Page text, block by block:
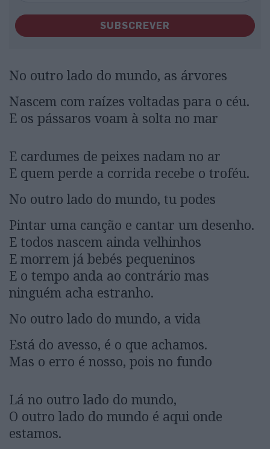
SUBSCREVER
No outro lado do mundo, as árvores
Nascem com raízes voltadas para o céu.
E os pássaros voam à solta no mar
E cardumes de peixes nadam no ar
E quem perde a corrida recebe o troféu.
No outro lado do mundo, tu podes
Pintar uma canção e cantar um desenho.
E todos nascem ainda velhinhos
E morrem já bebés pequeninos
E o tempo anda ao contrário mas
ninguém acha estranho.
No outro lado do mundo, a vida
Está do avesso, é o que achamos.
Mas o erro é nosso, pois no fundo
Lá no outro lado do mundo,
O outro lado do mundo é aqui onde
estamos.